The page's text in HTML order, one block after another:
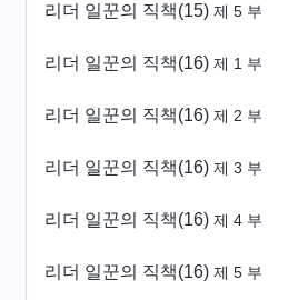
리더 일꾼의 직책(15) 제 5 부
리더 일꾼의 직책(16) 제 1 부
리더 일꾼의 직책(16) 제 2 부
리더 일꾼의 직책(16) 제 3 부
리더 일꾼의 직책(16) 제 4 부
리더 일꾼의 직책(16) 제 5 부